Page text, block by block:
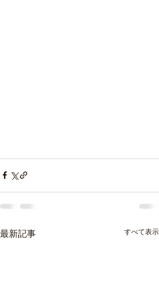
最新記事 すべて表示